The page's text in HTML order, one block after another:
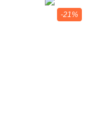
-21%